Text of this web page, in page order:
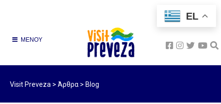
EL
ΜΕΝΟΥ
Visit Preveza > Άρθρα > Blog